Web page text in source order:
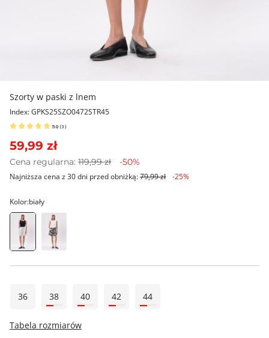
Szorty w paski z lnem
Index: GPKS25SZO0472STR45
5.0 (3 )
59,99 zł
Cena regularna: 119,99 zł -50%
Najniższa cena z 30 dni przed obniżką:79,99 zł -25%
Kolor:biały
36 38 40 42 44
Tabela rozmiarów